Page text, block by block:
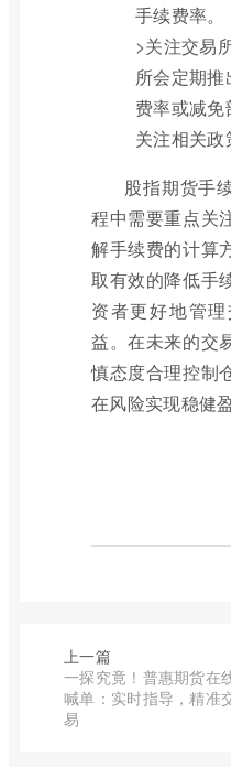
手续费率。
>关注交易
所会定期
费率或减
关注相关政
股指期货手
程中需要重点关
解手续费的计算
取有效的降低手
资者更好地管
益。在未来的交
慎态度合理控制
在风险实现稳健盈
上一篇
一探究竟！普惠期货在
喊单：实时指导，精准
易